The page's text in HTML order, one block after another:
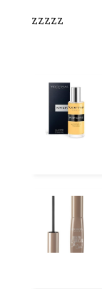
zzzzz